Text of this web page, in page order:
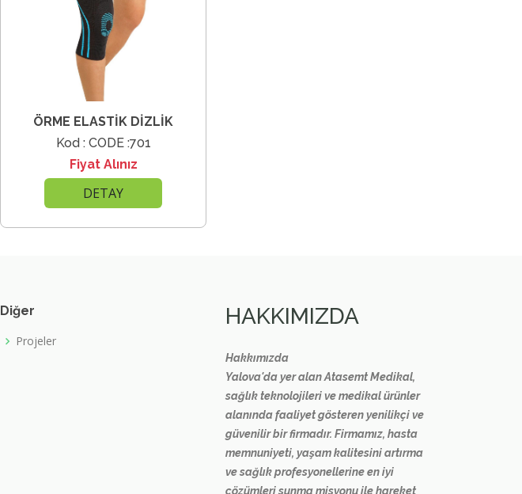
ÖRME ELASTİK DİZLİK
Kod : CODE :701
Fiyat Alınız
DETAY
Diğer
Projeler
HAKKIMIZDA
Hakkımızda
Yalova'da yer alan Atasemt Medikal,
sağlık teknolojileri ve medikal ürünler
alanında faaliyet gösteren yenilikçi ve
güvenilir bir firmadır. Firmamız, hasta
memnuniyeti, yaşam kalitesini artırma
ve sağlık profesyonellerine en iyi
çözümleri sunma misyonu ile hareket